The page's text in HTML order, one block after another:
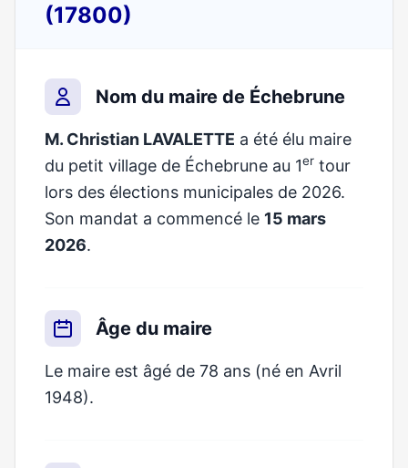
(17800)
Nom du maire de Échebrune
M. Christian LAVALETTE a été élu maire
du petit village de Échebrune au 1er tour
lors des élections municipales de 2026.
Son mandat a commencé le 15 mars
2026.
Âge du maire
Le maire est âgé de 78 ans (né en Avril
1948).